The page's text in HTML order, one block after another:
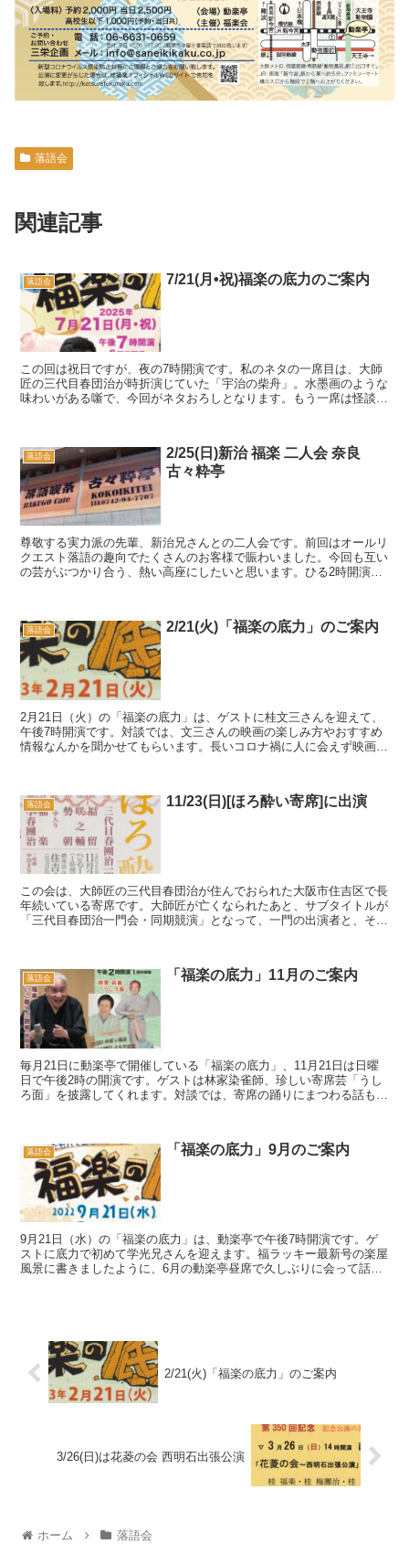
落語会
関連記事
落語会 7/21(月•祝)福楽の底力のご案内
この回は祝日ですが、夜の7時開演です。私のネタの一席目は、大師
匠の三代目春団治が時折演じていた「宇治の柴舟」。水墨画のような
味わいがある噺で、今回がネタおろしとなります。もう一席は怪談み
落語会
2/25(日)新治 福楽 二人会 奈良
古々粋亭
尊敬する実力派の先輩、新治兄さんとの二人会です。前回はオールリ
クエスト落語の趣向でたくさんのお客様で賑わいました。今回も互い
の芸がぶつかり合う、熱い高座にしたいと思います。ひる2時開演、
落語会 2/21(火)「福楽の底力」のご案内
2月21日（火）の「福楽の底力」は、ゲストに桂文三さんを迎えて、
午後7時開演です。対談では、文三さんの映画の楽しみ方やおすすめ
情報なんかを聞かせてもらいます。長いコロナ禍に人に会えず映画鑑
落語会 11/23(日)[ほろ酔い寄席]に出演
この会は、大師匠の三代目春団治が住んでおられた大阪市住吉区で長
年続いている寄席です。大師匠が亡くなられたあと、サブタイトルが
「三代目春団治一門会・同期競演」となって、一門の出演者と、その
落語会 「福楽の底力」11月のご案内
毎月21日に動楽亭で開催している「福楽の底力」、11月21日は日曜
日で午後2時の開演です。ゲストは林家染雀師、珍しい寄席芸「うし
ろ面」を披露してくれます。対談では、寄席の踊りにまつわる話もお
落語会 「福楽の底力」9月のご案内
9月21日（水）の「福楽の底力」は、動楽亭で午後7時開演です。ゲ
ストに底力で初めて学光兄さんを迎えます。福ラッキー最新号の楽屋
風景に書きましたように、6月の動楽亭昼席で久しぶりに会って話を
2/21(火)「福楽の底力」のご案内
3/26(日)は花菱の会 西明石出張公演
ホーム 落語会